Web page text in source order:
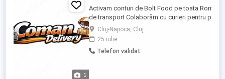
1
Activam conturi de Bolt Food pe toata
de transport Colaborăm cu curieri pentru
Wolt Glovo Cerințe: * Telefon smartphone *
Mijloc de transport (mașină, scuter, bicicletă) *
Seriozitate și dorință de muncă * Oferim: *
Plăți rapide și transparente saptamanal * ...
Cluj-Napoca, Cluj
25 iulie
Telefon validat